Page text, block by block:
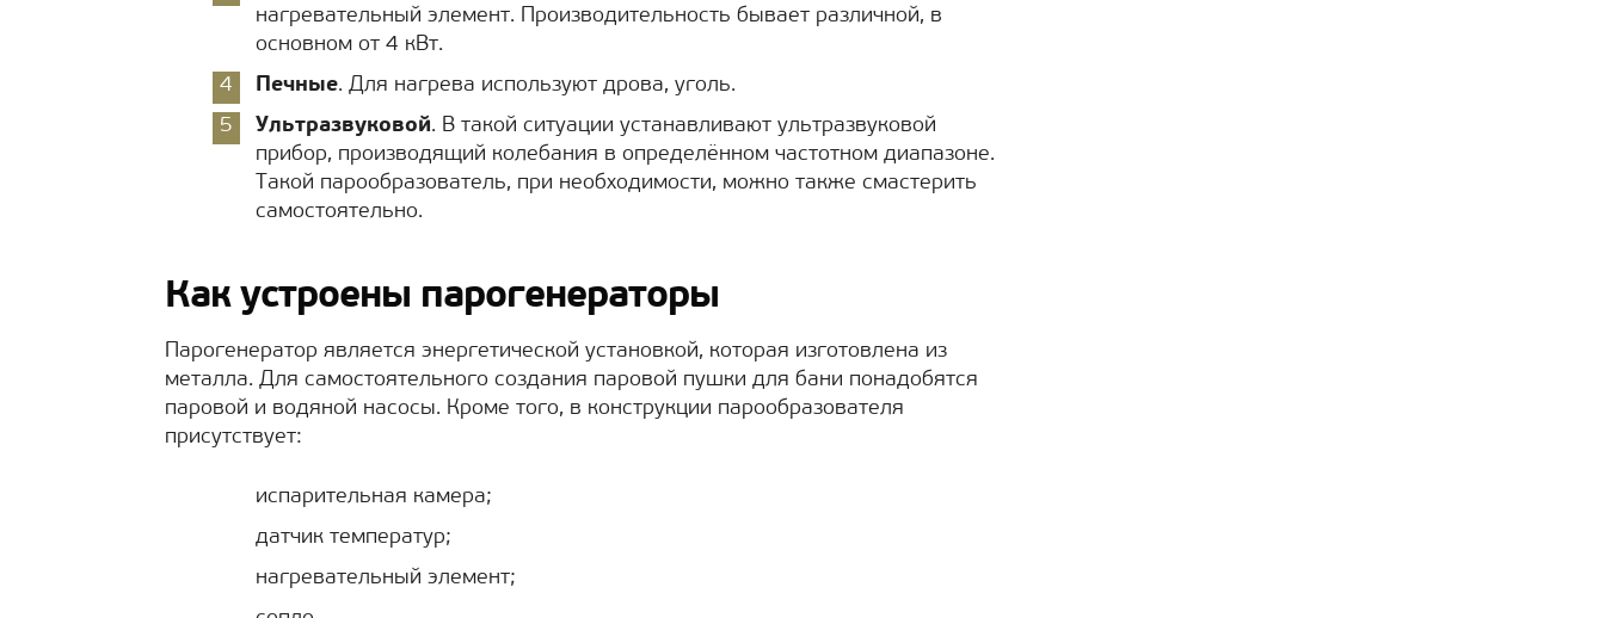
нагревательный элемент. Производительность бывает различной, в
основном от 4 кВт.
Печные. Для нагрева используют дрова, уголь.
Ультразвуковой. В такой ситуации устанавливают ультразвуковой
прибор, производящий колебания в определённом частотном диапазоне.
Такой парообразователь, при необходимости, можно также смастерить
самостоятельно.
Как устроены парогенераторы
Парогенератор является энергетической установкой, которая изготовлена из
металла. Для самостоятельного создания паровой пушки для бани понадобятся
паровой и водяной насосы. Кроме того, в конструкции парообразователя
присутствует:
испарительная камера;
датчик температур;
нагревательный элемент;